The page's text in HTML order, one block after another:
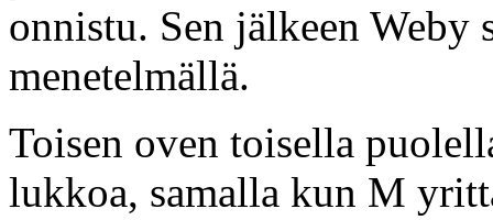
onnistu. Sen jälkeen
menetelmällä.
Toisen oven toisella
lukkoa, samalla kun M